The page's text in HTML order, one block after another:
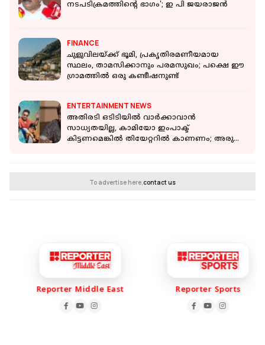
നടപടിക്രമത്തിൻ്റെ ഭാഗം'; ഇ പി ജയരാജന്‍
FINANCE
ചുളുവിലയ്ക്ക് ഭൂമി, പ്രകൃതിരമണീയമായ
സ്ഥലം, താമസിക്കാനും പരമസുഖം; പക്ഷെ ഈ
ഗ്രാമത്തിൽ ഒരു കണ്ടീഷനുണ്ട്
ENTERTAINMENT NEWS
അതിരടി ഒടിടിയിൽ വാർക്കാവാൻ
സാധ്യതയില്ല, കാമിയോ ഇംപാക്ട്
കിട്ടണമെങ്കിൽ തിയേറ്ററിൽ കാണണം; അരുണ്‍
To advertise here,contact us
Reporter Middle East Reporter Sports